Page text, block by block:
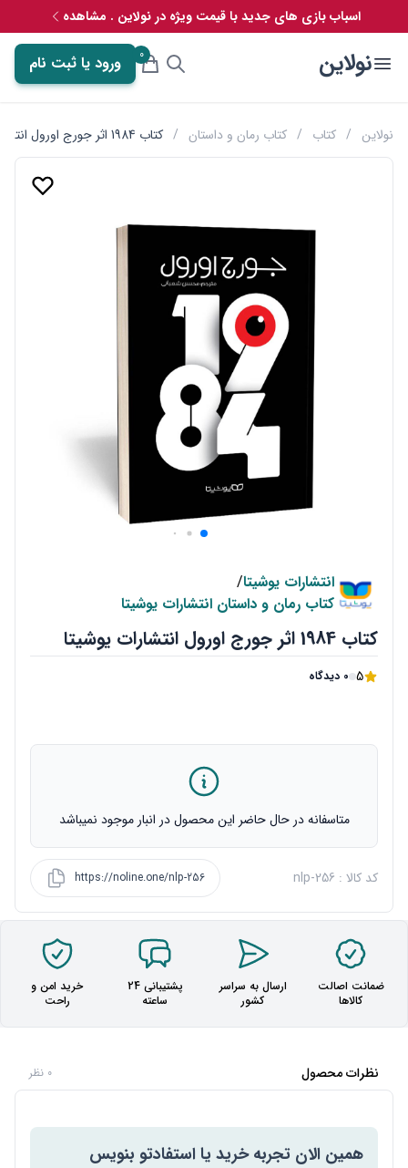
اسباب بازی های جدید با قیمت ویژه در نولاین . مشاهده
نولاین 0 ورود یا ثبت نام
نولاین / کتاب / کتاب رمان و داستان / کتاب 1984 اثر جورج اورول انتشارات یوشیتا
انتشارات یوشیتا/
کتاب رمان و داستان انتشارات یوشیتا
کتاب 1984 اثر جورج اورول انتشارات یوشیتا
5 0 دیدگاه
متاسفانه در حال حاضر این محصول در انبار موجود نمیباشد
کد کالا : nlp-256 https://noline.one/nlp-256
ضمانت اصالت
کالاها
ارسال به سراسر
کشور
پشتیبانی 24
ساعته
خرید امن و
راحت
نظرات محصول 0 نظر
همین الان تجربه خرید یا استفادتو بنویس